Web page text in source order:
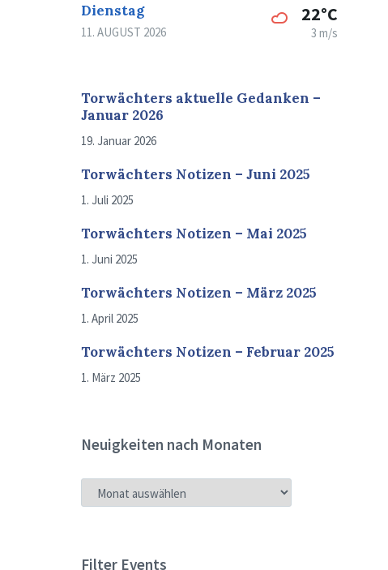
Dienstag
11. AUGUST 2026
22°C
3 m/s
Torwächters aktuelle Gedanken –
Januar 2026
19. Januar 2026
Torwächters Notizen – Juni 2025
1. Juli 2025
Torwächters Notizen – Mai 2025
1. Juni 2025
Torwächters Notizen – März 2025
1. April 2025
Torwächters Notizen – Februar 2025
1. März 2025
Neuigkeiten nach Monaten
NEUIGKEITEN
NACH
Filter Events